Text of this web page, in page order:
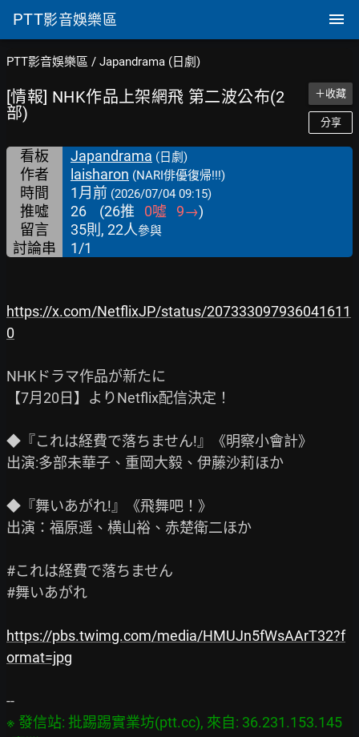
PTT影音娛樂區
PTT影音娛樂區 / Japandrama (日劇)
[情報] NHK作品上架網飛 第二波公布(2
部)
＋收藏
分享
看板 Japandrama (日劇)
作者 laisharon (NARI俳優復帰!!!)
時間 1月前 (2026/07/04 09:15)
推噓 26 (26推 0噓 9→)
留言
35則, 22人參與
討論串 1/1
https://x.com/NetflixJP/status/207333097936041611
0
NHKドラマ作品が新たに
【7月20日】よりNetflix配信決定！
◆『これは経費で落ちません!』《明察小會計》
出演:多部未華子、重岡大毅、伊藤沙莉ほか
◆『舞いあがれ!』《飛舞吧！》
出演：福原遥、横山裕、赤楚衛二ほか
#これは経費で落ちません
#舞いあがれ
https://pbs.twimg.com/media/HMUJn5fWsAArT32?f
ormat=jpg
※ 發信站: 批踢踢實業坊(ptt.cc), 來自: 36.231.153.145